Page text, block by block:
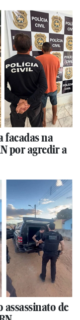
na
por agredir a
de